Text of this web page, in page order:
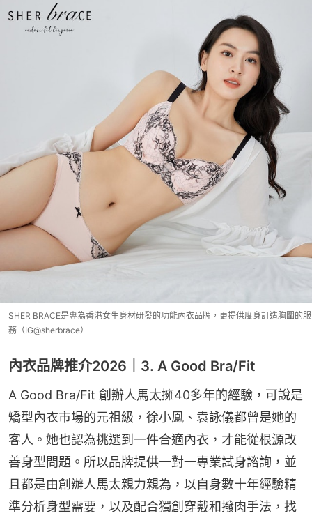
SHER BRACE是專為香港女生身材研發的功能內衣品牌，更提供度身訂造胸圍的服
務（IG@sherbrace）
內衣品牌推介2026｜3. A Good Bra/Fit
A Good Bra/Fit 創辦人馬太擁40多年的經驗，可說是
矯型內衣市場的元祖級，徐小鳳、袁詠儀都曾是她的
客人。她也認為挑選到一件合適內衣，才能從根源改
善身型問題。所以品牌提供一對一專業試身諮詢，並
且都是由創辦人馬太親力親為，以自身數十年經驗精
準分析身型需要，以及配合獨創穿戴和撥肉手法，找